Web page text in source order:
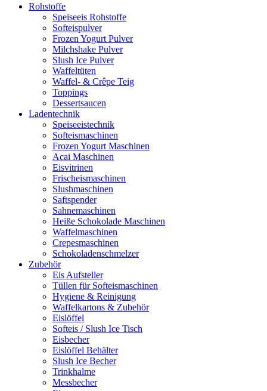
Rohstoffe
Speiseeis Rohstoffe
Softeispulver
Frozen Yogurt Pulver
Milchshake Pulver
Slush Ice Pulver
Waffeltüten
Waffel- & Crêpe Teig
Toppings
Dessertsaucen
Ladentechnik
Speiseeistechnik
Softeismaschinen
Frozen Yogurt Maschinen
Acai Maschinen
Eisvitrinen
Frischeismaschinen
Slushmaschinen
Saftspender
Sahnemaschinen
Heiße Schokolade Maschinen
Waffelmaschinen
Crepesmaschinen
Schokoladenschmelzer
Zubehör
Eis Aufsteller
Tüllen für Softeismaschinen
Hygiene & Reinigung
Waffelkartons & Zubehör
Eislöffel
Softeis / Slush Ice Tisch
Eisbecher
Eislöffel Behälter
Slush Ice Becher
Trinkhalme
Messbecher